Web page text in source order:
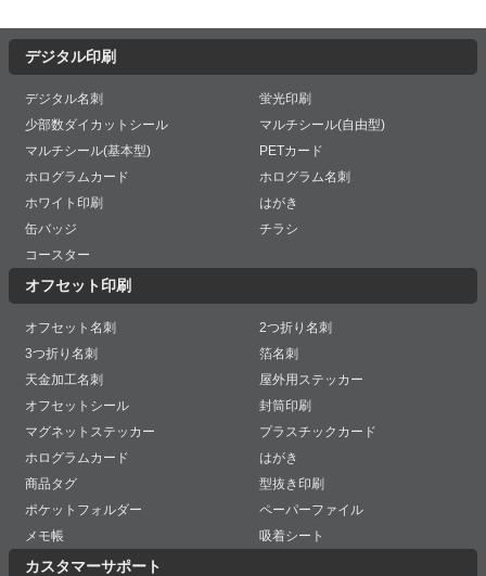
デジタル印刷
デジタル名刺
蛍光印刷
少部数ダイカットシール
マルチシール(自由型)
マルチシール(基本型)
PETカード
ホログラムカード
ホログラム名刺
ホワイト印刷
はがき
缶バッジ
チラシ
コースター
オフセット印刷
オフセット名刺
2つ折り名刺
3つ折り名刺
箔名刺
天金加工名刺
屋外用ステッカー
オフセットシール
封筒印刷
マグネットステッカー
プラスチックカード
ホログラムカード
はがき
商品タグ
型抜き印刷
ポケットフォルダー
ペーパーファイル
メモ帳
吸着シート
カスタマーサポート